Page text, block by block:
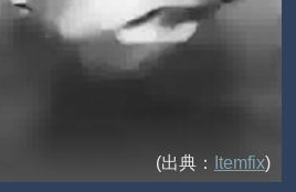
(出典： Itemfix)